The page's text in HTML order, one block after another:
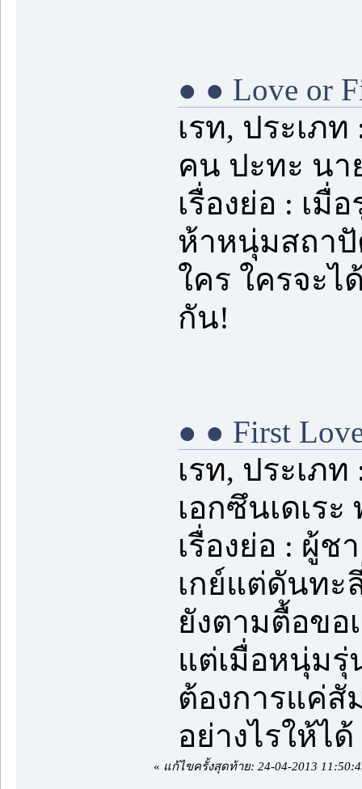
● ● Love or
เรท, ประเภ
คน ปะทะ นา
เรื่องย่อ : เ
ห้าหนุ่มสถาปั
ใคร ใครจะไ
กัน!
● ● First
เรท, ประเภ
เอกซึนเดเร
เรื่องย่อ : ผู้
เกย์แต่ดันทะ
ยังตามตื้อขอ
แต่เมื่อหนุ่มรุ่
ต้องการแค่สั
อย่างไรให้ไ
« แก้ไขครั้งสุดท้าย: 24-04-2013